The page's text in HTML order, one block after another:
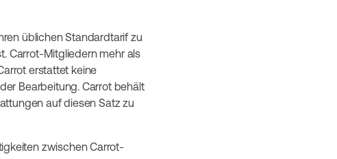
üblichen Standardtarif zu
Carrot-Mitgliedern mehr als
erstattet keine
Bearbeitung. Carrot behält
auf diesen Satz zu
zwischen Carrot-